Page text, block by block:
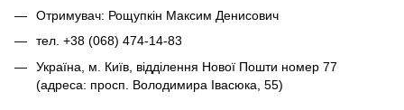
Отримувач: Рощупкін Максим Денисович
тел. +38 (068) 474-14-83
Україна, м. Київ, відділення Нової Пошти номер 77
(адреса: просп. Володимира Івасюка, 55)